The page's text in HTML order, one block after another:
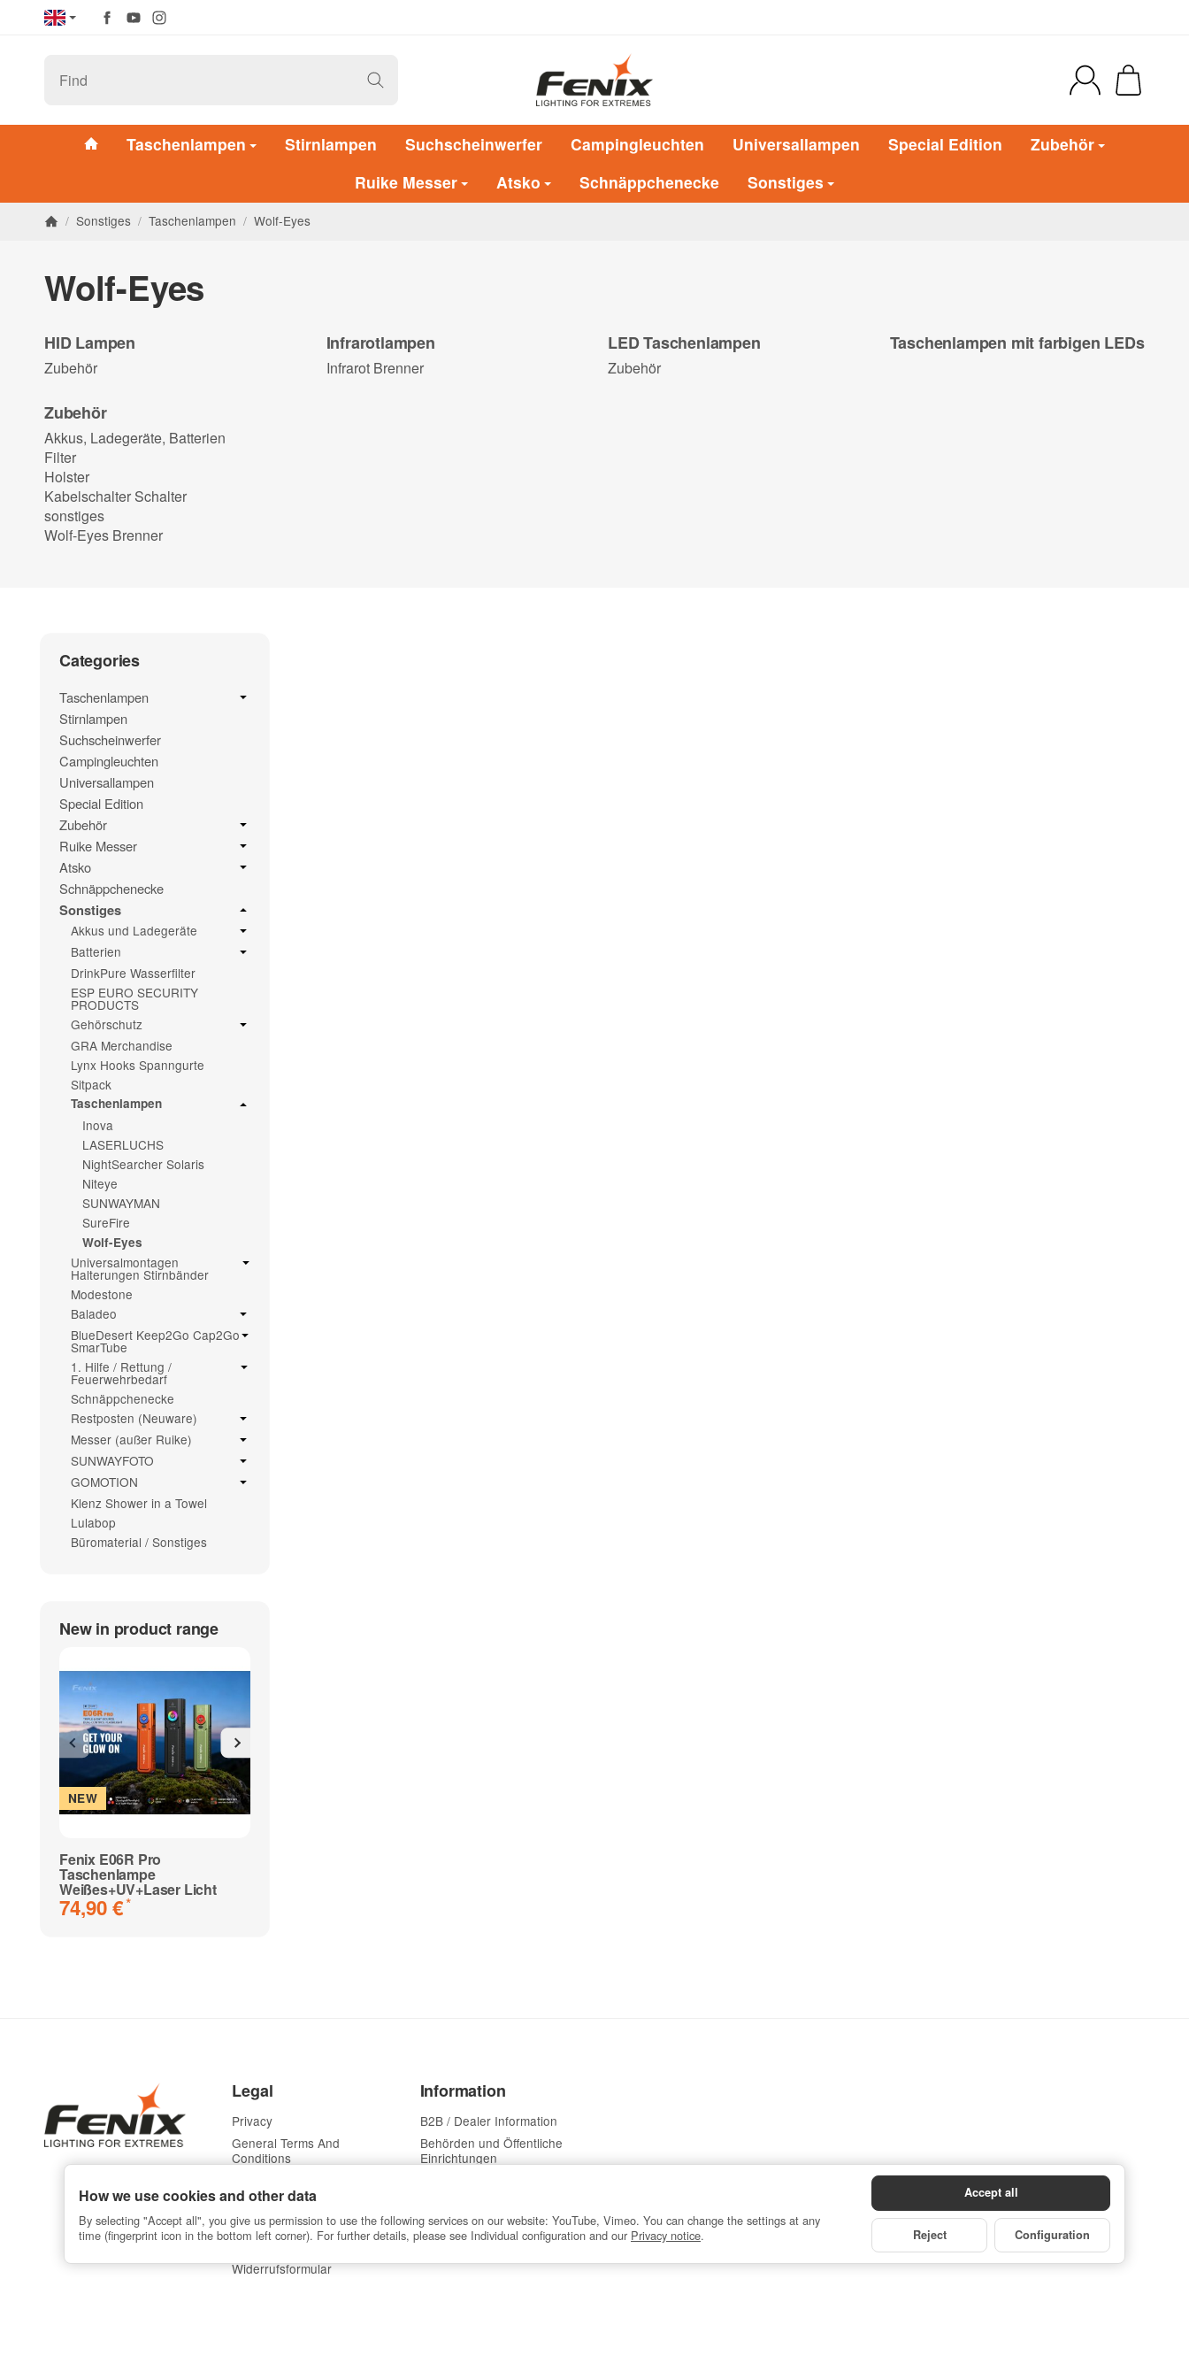
Taschenlampen Stirnlampen Suchscheinwerfer Campingleuchten Universallampen Special Edition
Zubehör
Ruike Messer
Atsko Schnäppchenecke Sonstiges
/ Sonstiges / Taschenlampen / Wolf-Eyes
Wolf-Eyes
HID Lampen
Zubehör
Infrarotlampen
Infrarot Brenner
LED Taschenlampen
Zubehör
Taschenlampen mit farbigen LEDs
Zubehör
Akkus, Ladegeräte, Batterien
Filter
Holster
Kabelschalter Schalter
sonstiges
Wolf-Eyes Brenner
Categories
Taschenlampen
Stirnlampen
Suchscheinwerfer
Campingleuchten
Universallampen
Special Edition
Zubehör
Ruike Messer
Atsko
Schnäppchenecke
Sonstiges
Akkus und Ladegeräte
Batterien
DrinkPure Wasserfilter
ESP EURO SECURITY
PRODUCTS
Gehörschutz
GRA Merchandise
Lynx Hooks Spanngurte
Sitpack
Taschenlampen
Inova
LASERLUCHS
NightSearcher Solaris
Niteye
SUNWAYMAN
SureFire
Wolf-Eyes
Universalmontagen
Halterungen Stirnbänder
Modestone
Baladeo
BlueDesert Keep2Go Cap2Go
SmarTube
1. Hilfe / Rettung /
Feuerwehrbedarf
Schnäppchenecke
Restposten (Neuware)
Messer (außer Ruike)
SUNWAYFOTO
GOMOTION
Klenz Shower in a Towel
Lulabop
Büromaterial / Sonstiges
New in product range
NEW
Fenix E06R Pro
Taschenlampe
Weißes+UV+Laser Licht
74,90 €*
Legal
Privacy
General Terms And
Conditions
Imprint
Battery Law Notices
Cancellation Instructions
Widerrufsformular
Information
B2B / Dealer Information
Behörden und Öffentliche
Einrichtungen
Lieferzeit, Lieferländer
Newsletter
How we use cookies and other data
By selecting "Accept all", you give us permission to use the following services on our website: YouTube, Vimeo. You can change the settings at any
time (fingerprint icon in the bottom left corner). For further details, please see Individual configuration and our Privacy notice.
Accept all
Reject Configuration